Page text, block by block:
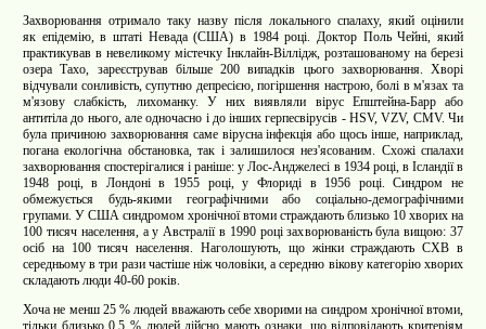
Захворювання отримало таку назву після локального спалаху, який оцінили
як епідемію, в штаті Невада (США) в 1984 році. Доктор Поль Чейні, який
практикував в невеликому містечку Інклайн-Віллідж, розташованому на березі
озера Тахо, зареєстрував більше 200 випадків цього захворювання. Хворі
відчували сонливість, супутню депресією, погіршення настрою, болі в м'язах та
м'язову слабкість, лихоманку. У них виявляли вірус Епштейна-Барр або
антитіла до нього, але одночасно і до інших герпесвірусів - HSV, VZV, CMV. Чи
була причиною захворювання саме вірусна інфекція або щось інше, наприклад,
погана екологічна обстановка, так і залишилося нез'ясованим. Схожі спалахи
захворювання спостерігалися і раніше: у Лос-Анджелесі в 1934 році, в Ісландії в
1948 році, в Лондоні в 1955 році, у Флориді в 1956 році. Синдром не
обмежується будь-якими географічними або соціально-демографічними
групами. У США синдромом хронічної втоми страждають близько 10 хворих на
100 тисяч населення, а у Австралії в 1990 році захворюваність була вищою: 37
осіб на 100 тисяч населення. Наголошують, що жінки страждають СХВ в
середньому в три рази частіше ніж чоловіки, а середню вікову категорію хворих
складають люди 40-60 років.
Хоча не менш 25 % людей вважають cебе хворими на синдром хронічної втоми,
тільки близько 0,5 % людей дійсно мають ознаки, що відповідають критеріям